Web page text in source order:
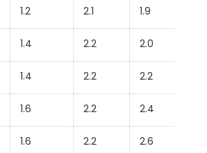
1.2 2.1 1.9
1.4 2.2 2.0
1.4 2.2 2.2
1.6 2.2 2.4
1.6 2.2 2.6